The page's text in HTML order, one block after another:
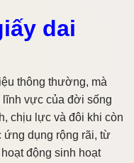
dai
thông thường, mà
lĩnh vực của đời sống
chịu lực và đôi khi còn
dụng rộng rãi, từ
động sinh hoạt